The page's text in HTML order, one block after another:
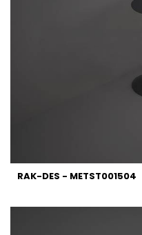
RAK-DES - METST001504